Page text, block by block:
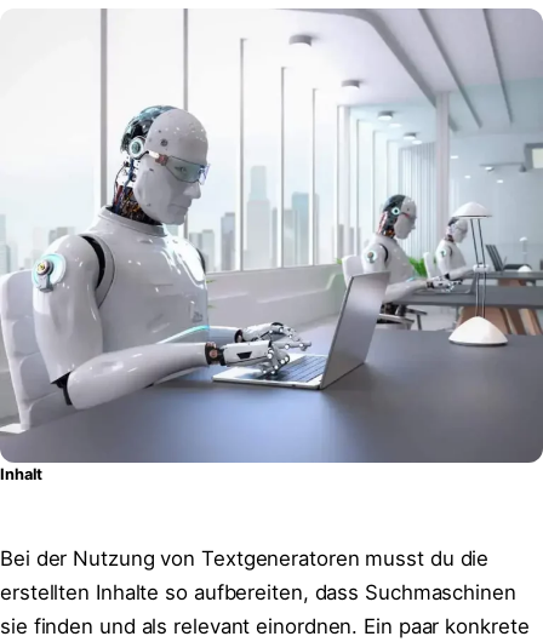
Inhalt
Bei der Nutzung von Textgeneratoren musst du die
erstellten Inhalte so aufbereiten, dass Suchmaschinen
sie finden und als relevant einordnen. Ein paar konkrete